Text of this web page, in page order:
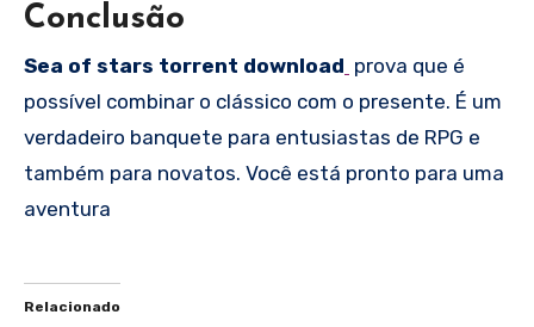
Conclusão
Sea of stars torrent download prova que é
possível combinar o clássico com o presente. É um
verdadeiro banquete para entusiastas de RPG e
também para novatos. Você está pronto para uma
aventura
Relacionado